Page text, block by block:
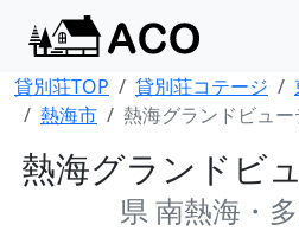
貸別荘TOP 貸別荘コテージ
熱海市
熱海グランドビュー
熱海グランドビ
県 南熱海・